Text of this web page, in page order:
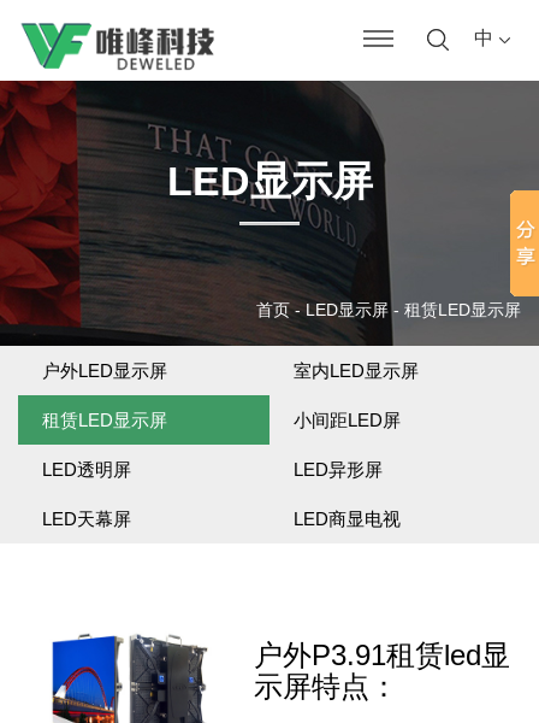
中
LED显示屏
首页- LED显示屏- 租赁LED显示屏
户外LED显示屏 室内LED显示屏
租赁LED显示屏 小间距LED屏
LED透明屏 LED异形屏
LED天幕屏 LED商显电视
户外P3.91租赁led显
示屏特点：